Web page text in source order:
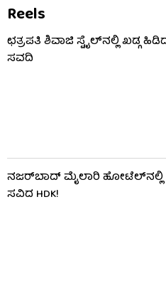
Reels
ಛತ್ರಪತಿ ಶಿವಾಜಿ ಸ್ಟೈಲ್​ನಲ್ಲಿ ಖಡ್ಗ
ಸವದಿ
ನಜರ್‌ಬಾದ್ ಮೈಲಾರಿ ಹೋಟೆಲ್‌ನಲ್ಲಿ
ಸವಿದ HDK!